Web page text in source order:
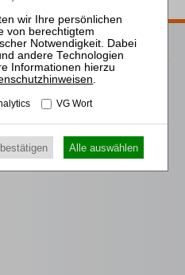
VG Wort
Alle auswählen